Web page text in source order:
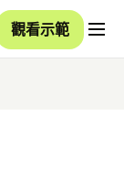
觀看示範